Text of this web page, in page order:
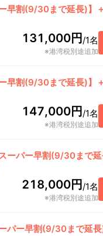
ー早割(9/30まで延長)】
131,000円/1名
※港湾税別途追加
ー早割(9/30まで延長)】
147,000円/1名
※港湾税別途追加
スーパー早割(9/30まで
218,000円/1名
※港湾税別途追加
ーパー早割(9/30まで延